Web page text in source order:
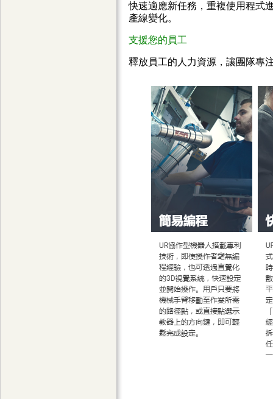
快速適應新任務，重複使用程式
產線變化。
支援您的員工
釋放員工的人力資源，讓團隊專